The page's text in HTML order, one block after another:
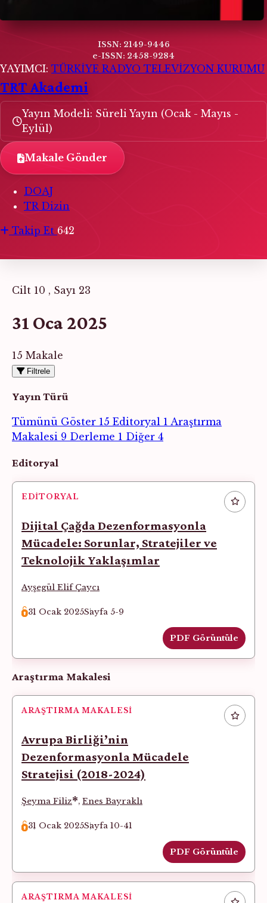
ISSN: 2149-9446
e-ISSN: 2458-9284
YAYIMCI: TÜRKİYE RADYO TELEVİZYON KURUMU
TRT Akademi
Yayın Modeli: Süreli Yayın (Ocak - Mayıs -
Eylül)
Makale Gönder
DOAJ
TR Dizin
Takip Et 642
Cilt 10 , Sayı 23
31 Oca 2025
15 Makale
Filtrele
Yayın Türü
Tümünü Göster 15 Editoryal 1 Araştırma
Makalesi 9 Derleme 1 Diğer 4
Makaleler
Editoryal
EDITORYAL
Dijital Çağda Dezenformasyonla
Mücadele: Sorunlar, Stratejiler ve
Teknolojik Yaklaşımlar
Ayşegül Elif Çaycı
31 Ocak 2025Sayfa 5-9
PDF Görüntüle
Araştırma Makalesi
ARAŞTIRMA MAKALESI
Avrupa Birliği’nin
Dezenformasyonla Mücadele
Stratejisi (2018-2024)
Şeyma Filiz*, Enes Bayraklı
31 Ocak 2025Sayfa 10-41
PDF Görüntüle
ARAŞTIRMA MAKALESI